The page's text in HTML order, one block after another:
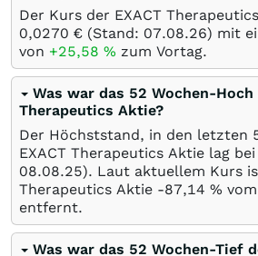
Der Kurs der EXACT
0,0270 € (Stand: 07.08.26) mit
von +25,58 % zum Vortag.
Was war das 52 Wochen-Hoch
Therapeutics Aktie?
Der Höchststand, in den letzten
EXACT Therapeutics Aktie lag
08.08.25). Laut aktuellem Kurs
Therapeutics Aktie -87,14 %
entfernt.
Was war das 52 Wochen-Tief